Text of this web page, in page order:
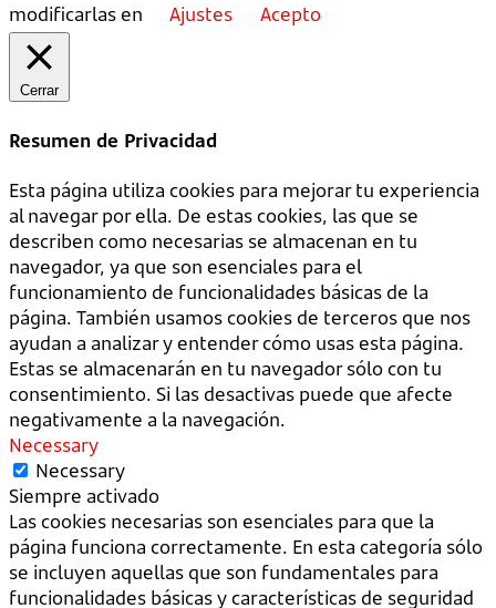
modificarlas en
Ajustes Acepto
Cerrar
Resumen de Privacidad
Esta página utiliza cookies para mejorar tu experiencia
al navegar por ella. De estas cookies, las que se
describen como necesarias se almacenan en tu
navegador, ya que son esenciales para el
funcionamiento de funcionalidades básicas de la
página. También usamos cookies de terceros que nos
ayudan a analizar y entender cómo usas esta página.
Estas se almacenarán en tu navegador sólo con tu
consentimiento. Si las desactivas puede que afecte
negativamente a la navegación.
Necessary
Necessary
Siempre activado
Las cookies necesarias son esenciales para que la
página funciona correctamente. En esta categoría sólo
se incluyen aquellas que son fundamentales para
funcionalidades básicas y características de seguridad